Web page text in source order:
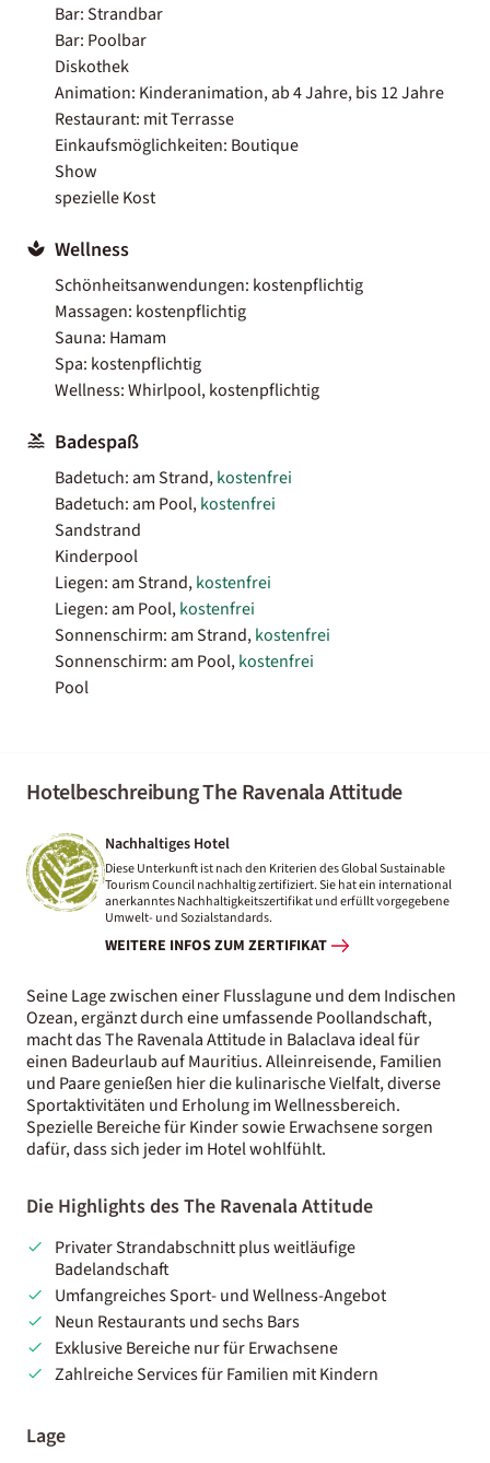
Bar: Strandbar
Bar: Poolbar
Diskothek
Animation: Kinderanimation, ab 4 Jahre, bis 12 Jahre
Restaurant: mit Terrasse
Einkaufsmöglichkeiten: Boutique
Show
spezielle Kost
Wellness
Schönheitsanwendungen: kostenpflichtig
Massagen: kostenpflichtig
Sauna: Hamam
Spa: kostenpflichtig
Wellness: Whirlpool, kostenpflichtig
Badespaß
Badetuch: am Strand,kostenfrei
Badetuch: am Pool,kostenfrei
Sandstrand
Kinderpool
Liegen: am Strand,kostenfrei
Liegen: am Pool,kostenfrei
Sonnenschirm: am Strand,kostenfrei
Sonnenschirm: am Pool,kostenfrei
Pool
Hotelbeschreibung The Ravenala Attitude
Nachhaltiges Hotel
Diese Unterkunft ist nach den Kriterien des Global Sustainable
Tourism Council nachhaltig zertifiziert. Sie hat ein international
anerkanntes Nachhaltigkeitszertifikat und erfüllt vorgegebene
Umwelt- und Sozialstandards.
WEITERE INFOS ZUM ZERTIFIKAT
Seine Lage zwischen einer Flusslagune und dem Indischen
Ozean, ergänzt durch eine umfassende Poollandschaft,
macht das The Ravenala Attitude in Balaclava ideal für
einen Badeurlaub auf Mauritius. Alleinreisende, Familien
und Paare genießen hier die kulinarische Vielfalt, diverse
Sportaktivitäten und Erholung im Wellnessbereich.
Spezielle Bereiche für Kinder sowie Erwachsene sorgen
dafür, dass sich jeder im Hotel wohlfühlt.
Die Highlights des The Ravenala Attitude
Privater Strandabschnitt plus weitläufige
Badelandschaft
Umfangreiches Sport- und Wellness-Angebot
Neun Restaurants und sechs Bars
Exklusive Bereiche nur für Erwachsene
Zahlreiche Services für Familien mit Kindern
Lage